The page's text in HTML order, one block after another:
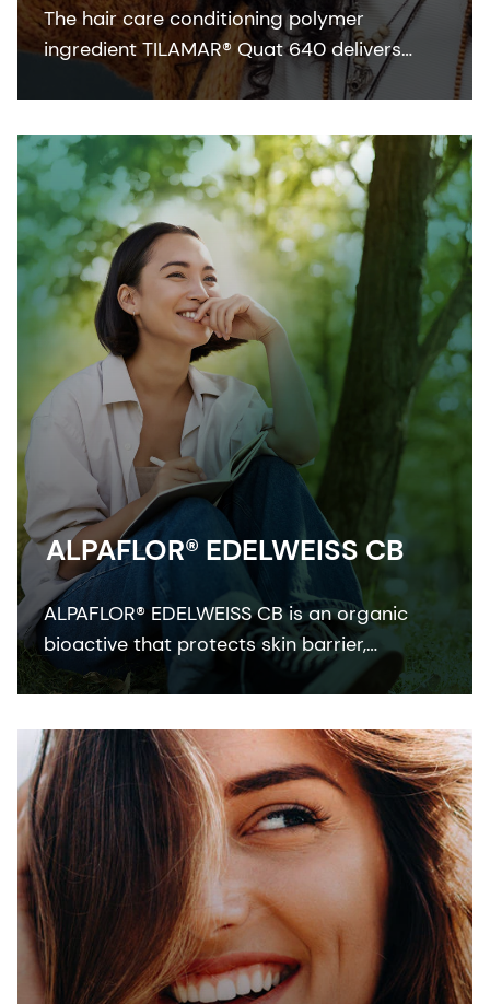
The hair care conditioning polymer
ingredient TILAMAR® Quat 640 delivers
ultimate conditioning performance and a
applications.
ALPAFLOR® EDELWEISS CB
ALPAFLOR® EDELWEISS CB is an organic
bioactive that protects skin barrier,
enhances skin resistance to external stress
sensation. It is COSMOS and NATRUE
organic certified and Fair for Life fair trade
certified.